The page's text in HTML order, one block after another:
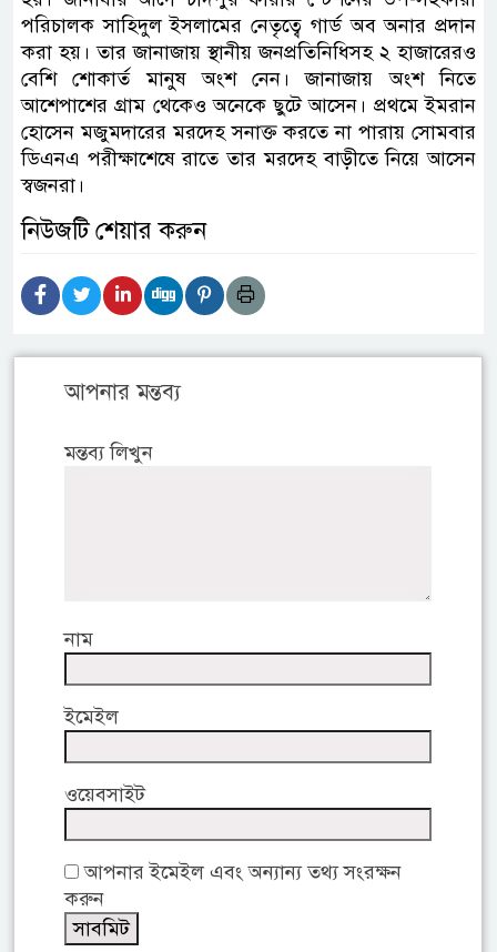
পরিচালক সাহিদুল ইসলামের নেতৃত্বে গার্ড অব অনার প্রদান
করা হয়। তার জানাজায় স্থানীয় জনপ্রতিনিধিসহ ২ হাজারেরও
বেশি শোকার্ত মানুষ অংশ নেন। জানাজায় অংশ নিতে
আশেপাশের গ্রাম থেকেও অনেকে ছুটে আসেন। প্রথমে ইমরান
হোসেন মজুমদারের মরদেহ সনাক্ত করতে না পারায় সোমবার
ডিএনএ পরীক্ষাশেষে রাতে তার মরদেহ বাড়ীতে নিয়ে আসেন
স্বজনরা।
নিউজটি শেয়ার করুন
আপনার মন্তব্য
মন্তব্য লিখুন
নাম
ইমেইল
ওয়েবসাইট
আপনার ইমেইল এবং অন্যান্য তথ্য সংরক্ষন
করুন